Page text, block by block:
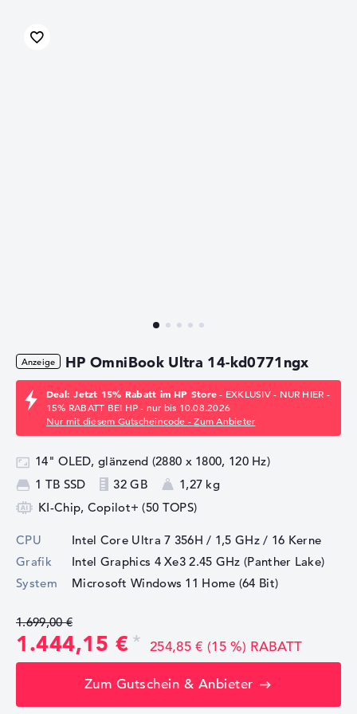
HP OmniBook Ultra 14-kd0771ngx
Deal: Jetzt 15% Rabatt im HP Store- EXKLUSIV - NUR HIER -
15% RABATT BEI HP - nur bis 10.08.2026
Nur mit diesem Gutscheincode - Zum Anbieter
14" OLED, glänzend (2880 x 1800, 120 Hz)
1 TB SSD
32 GB
1,27 kg
KI-Chip, Copilot+ (50 TOPS)
CPU Intel Core Ultra 7 356H / 1,5 GHz/ 16 Kerne
Grafik
Intel Graphics 4 Xe3 2.45 GHz (Panther Lake)
System
Microsoft Windows 11 Home (64 Bit)
1.699,00 €
1.444,15 € 254,85 € (15 %) RABATT
Zum Gutschein & Anbieter